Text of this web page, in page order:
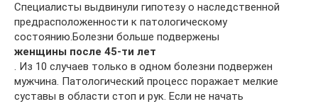
Специалисты выдвинули гипотезу о наследственной
предрасположенности к патологическому
состоянию.Болезни больше подвержены
женщины после 45-ти лет
. Из 10 случаев только в одном болезни подвержен
мужчина. Патологический процесс поражает мелкие
суставы в области стоп и рук. Если не начать